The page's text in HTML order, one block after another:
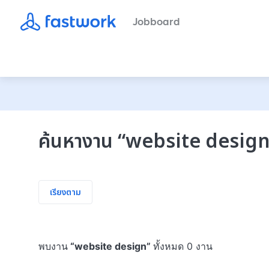
Jobboard
ค้นหางาน “website design
เรียงตาม
พบงาน “website design” ทั้งหมด 0 งาน